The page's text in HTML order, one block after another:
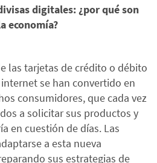
digitales: ¿por qué son
economía?
las tarjetas de crédito o débito
se han convertido en
consumidores, que cada vez
a solicitar sus productos y
en cuestión de días. Las
a esta nueva
sus estrategias de